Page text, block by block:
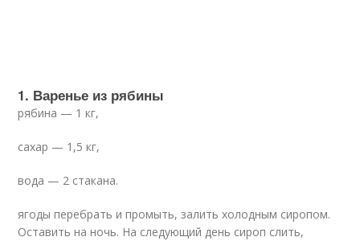
1. Варенье из рябины
рябина — 1 кг,
сахар — 1,5 кг,
вода — 2 стакана.
ягоды перебрать и промыть, залить холодным сиропом.
Оставить на ночь. На следующий день сироп слить,